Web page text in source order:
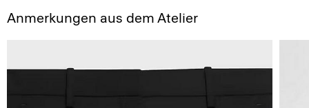
Anmerkungen aus dem Atelier